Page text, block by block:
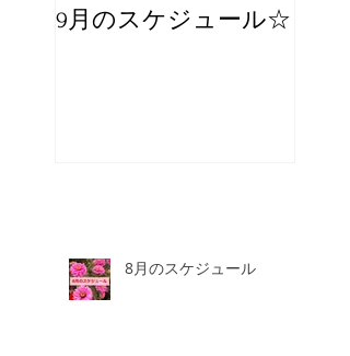
9月のスケジュール☆
8月のスケジュール